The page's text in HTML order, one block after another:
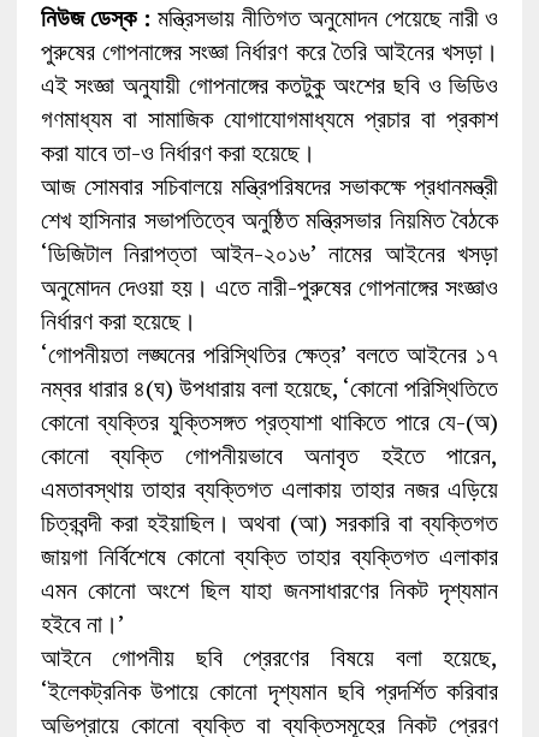
নিউজ ডেস্ক : মন্ত্রিসভায় নীতিগত অনুমোদন পেয়েছে নারী ও
পুরুষের গোপনাঙ্গের সংজ্ঞা নির্ধারণ করে তৈরি আইনের খসড়া।
এই সংজ্ঞা অনুযায়ী গোপনাঙ্গের কতটুকু অংশের ছবি ও ভিডিও
গণমাধ্যম বা সামাজিক যোগাযোগমাধ্যমে প্রচার বা প্রকাশ
করা যাবে তা-ও নির্ধারণ করা হয়েছে।
আজ সোমবার সচিবালয়ে মন্ত্রিপরিষদের সভাকক্ষে প্রধানমন্ত্রী
শেখ হাসিনার সভাপতিত্বে অনুষ্ঠিত মন্ত্রিসভার নিয়মিত বৈঠকে
‘ডিজিটাল নিরাপত্তা আইন-২০১৬’ নামের আইনের খসড়া
অনুমোদন দেওয়া হয়। এতে নারী-পুরুষের গোপনাঙ্গের সংজ্ঞাও
নির্ধারণ করা হয়েছে।
‘গোপনীয়তা লঙ্ঘনের পরিস্থিতির ক্ষেত্র’ বলতে আইনের ১৭
নম্বর ধারার ৪(ঘ) উপধারায় বলা হয়েছে, ‘কোনো পরিস্থিতিতে
কোনো ব্যক্তির যুক্তিসঙ্গত প্রত্যাশা থাকিতে পারে যে-(অ)
কোনো ব্যক্তি গোপনীয়ভাবে অনাবৃত হইতে পারেন,
এমতাবস্থায় তাহার ব্যক্তিগত এলাকায় তাহার নজর এড়িয়ে
চিত্রবন্দী করা হইয়াছিল। অথবা (আ) সরকারি বা ব্যক্তিগত
জায়গা নির্বিশেষে কোনো ব্যক্তি তাহার ব্যক্তিগত এলাকার
এমন কোনো অংশে ছিল যাহা জনসাধারণের নিকট দৃশ্যমান
হইবে না।’
আইনে গোপনীয় ছবি প্রেরণের বিষয়ে বলা হয়েছে,
‘ইলেকট্রনিক উপায়ে কোনো দৃশ্যমান ছবি প্রদর্শিত করিবার
অভিপ্রায়ে কোনো ব্যক্তি বা ব্যক্তিসমূহের নিকট প্রেরণ